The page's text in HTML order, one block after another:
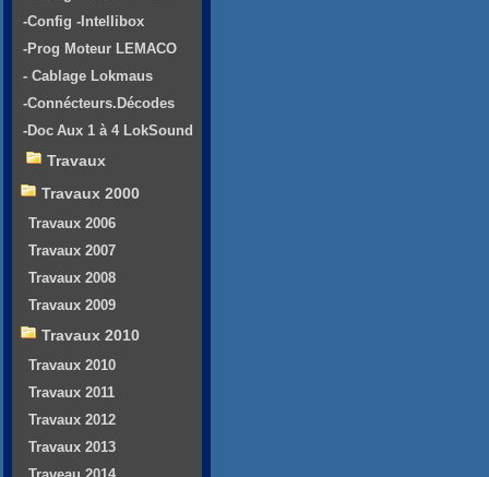
-Config -Intellibox
-Prog Moteur LEMACO
- Cablage Lokmaus
-Connécteurs.Décodes
-Doc Aux 1 à 4 LokSound
Travaux
Travaux 2000
Travaux 2006
Travaux 2007
Travaux 2008
Travaux 2009
Travaux 2010
Travaux 2010
Travaux 2011
Travaux 2012
Travaux 2013